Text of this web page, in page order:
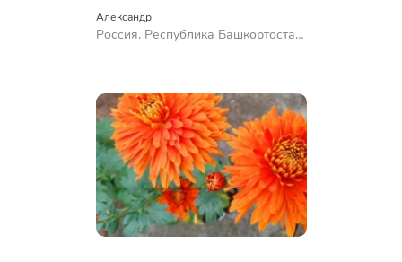
Александр
Россия, Республика Башкортостан,